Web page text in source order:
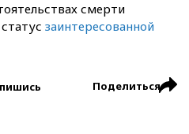
смерти
заинтересованной
Поделиться